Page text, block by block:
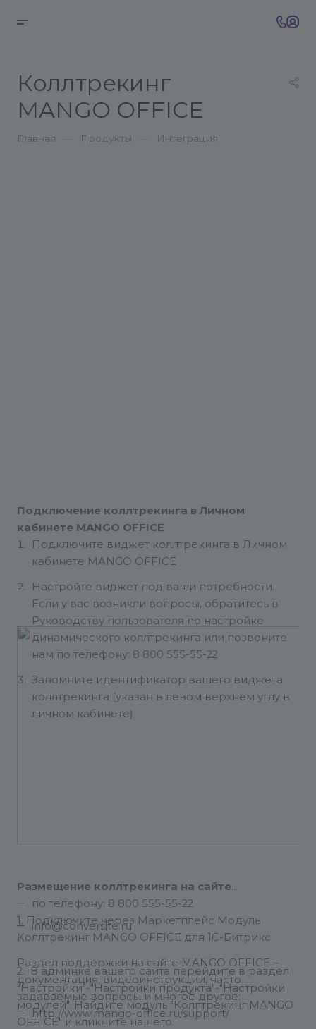
Коллтрекинг
MANGO OFFICE
Главная Продукты Интеграция
Подключение коллтрекинга в Личном
кабинете MANGO OFFICE
Подключите виджет коллтрекинга в Личном
кабинете MANGO OFFICE
Настройте виджет под ваши потребности.
Если у вас возникли вопросы, обратитесь в
Руководству пользователя по настройке
динамического коллтрекинга или позвоните
нам по телефону: 8 800 555-55-22
Запомните идентификатор вашего виджета
коллтрекинга (указан в левом верхнем углу в
личном кабинете)
Размещение коллтрекинга на сайте
1. Подключите через Маркетплейс Модуль
Коллтрекинг MANGO OFFICE для 1C-Битрикс
2. В админке вашего сайта перейдите в раздел
"Настройки"-"Настройки продукта"-"Настройки
модулей". Найдите модуль "Коллтрекинг MANGO
OFFICE" и кликните на него.
по телефону: 8 800 555-55-22
info@conversite.ru
Раздел поддержки на сайте MANGO OFFICE –
документация, видеоинструкции, часто
задаваемые вопросы и многое другое:
http://www.mango-office.ru/support/